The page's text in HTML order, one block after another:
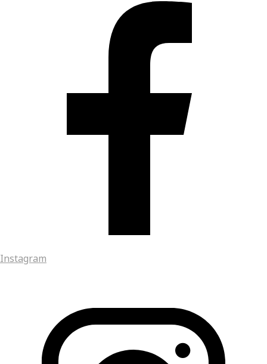
Instagram